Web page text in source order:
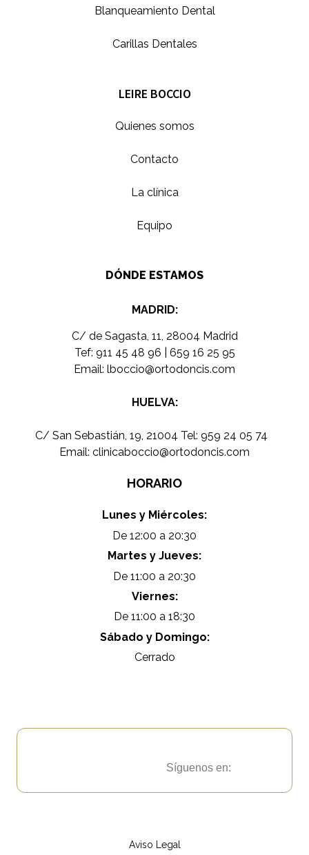
Blanqueamiento Dental
Carillas Dentales
LEIRE BOCCIO
Quienes somos
Contacto
La clínica
Equipo
DÓNDE ESTAMOS
MADRID:
C/ de Sagasta, 11, 28004 Madrid
Tef: 911 45 48 96
659 16 25 95
Email: lboccio@ortodoncis.com
HUELVA:
C/ San Sebastián, 19, 21004 Tel: 959 24 05 74
Email: clinicaboccio@ortodoncis.com
HORARIO
Lunes y Miércoles:
De 12:00 a 20:30
Martes y Jueves:
De 11:00 a 20:30
Viernes:
De 11:00 a 18:30
Sábado y Domingo:
Cerrado
Síguenos en:
Aviso Legal